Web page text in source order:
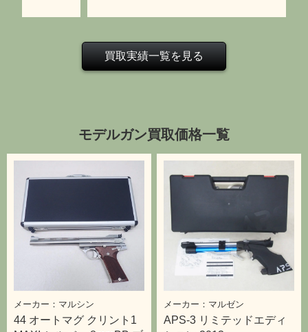
買取実績一覧を見る
マルシン
44 オートマグ クリント1
MAXI シルバー 8mmBB ブ
マルゼン
APS-3 リミテッドエディ
ション 2013